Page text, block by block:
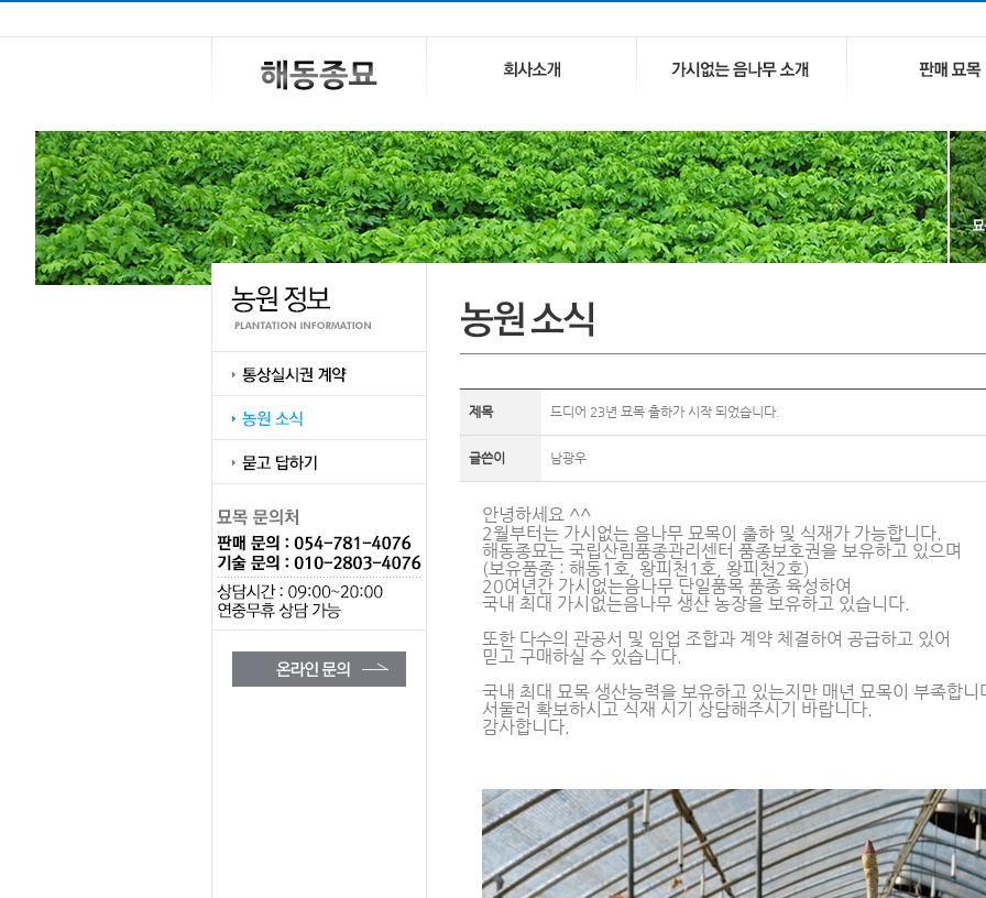
제목 드디어 23년 묘목 출하가 시작 되었습니다.
글쓴이 남광우
안녕하세요 ^^
2월부터는 가시없는 음나무 묘목이 출하 및 식재가 가능합니다.
해동종묘는 국립산림품종관리센터 품종보호권을 보유하고 있으며
(보유품종 : 해동1호, 왕피천1호, 왕피천2호)
20여년간 가시없는음나무 단일품목 품종 육성하여
국내 최대 가시없는음나무 생산 농장을 보유하고 있습니다.
또한 다수의 관공서 및 임업 조합과 계약 체결하여 공급하고 있어
믿고 구매하실 수 있습니다.
국내 최대 묘목 생산능력을 보유하고 있는지만 매년 묘목이 부족합
서둘러 확보하시고 식재 시기 상담해주시기 바랍니다.
감사합니다.